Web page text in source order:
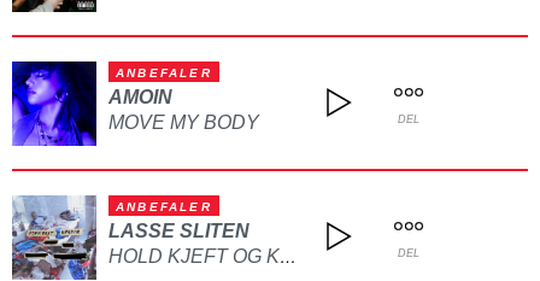
ANBEFALER
AMOIN
MOVE MY BODY
DEL
ANBEFALER
LASSE SLITEN
HOLD KJEFT OG KYSS MEG DEL